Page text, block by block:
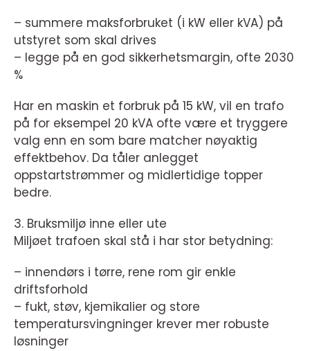
– summere maksforbruket (i kW eller kVA) på
utstyret som skal drives
– legge på en god sikkerhetsmargin, ofte 2030
%
Har en maskin et forbruk på 15 kW, vil en trafo
på for eksempel 20 kVA ofte være et tryggere
valg enn en som bare matcher nøyaktig
effektbehov. Da tåler anlegget
oppstartstrømmer og midlertidige topper
bedre.
3. Bruksmiljø inne eller ute
Miljøet trafoen skal stå i har stor betydning:
– innendørs i tørre, rene rom gir enkle
driftsforhold
– fukt, støv, kjemikalier og store
temperatursvingninger krever mer robuste
løsninger